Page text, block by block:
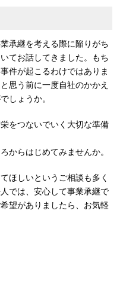
承継を考える際に陥りがち
てお話してきました。もち
件が起こるわけではありま
思う前に一度自社のかかえ
しょうか。
をつないでいく大切な準備
からはじめてみませんか。
ほしいというご相談も多く
では、安心して事業承継で
望がありましたら、お気軽